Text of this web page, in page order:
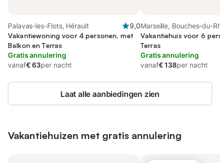
Palavas-les-Flots, Hérault
9,0
Vakantiewoning voor 4 personen, met
Balkon en Terras
Gratis annulering
vanaf€ 63per nacht
Marseille, Bouches-du-
Vakantiehuis voor 6
Terras
Gratis annulering
vanaf€ 138per nacht
Laat alle aanbiedingen zien
Vakantiehuizen met gratis annulering